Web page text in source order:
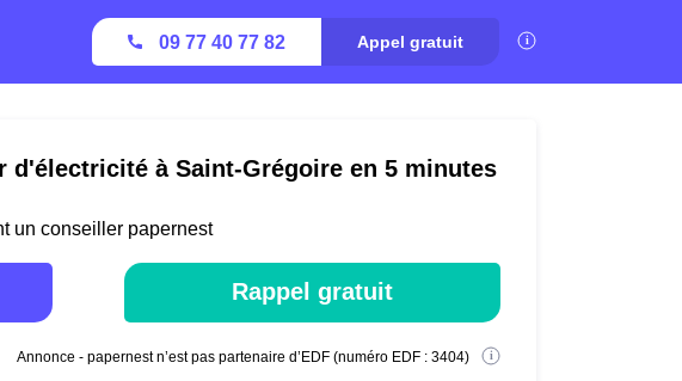
09 77 40 77 82 Appel gratuit
d'électricité à Saint-Grégoire en 5 minutes
un conseiller papernest
Rappel gratuit
Annonce - papernest n’est pas partenaire d’EDF (numéro EDF : 3404)